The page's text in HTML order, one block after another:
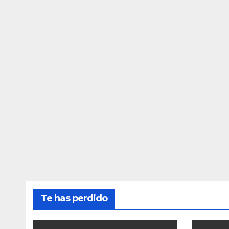
Te has perdido